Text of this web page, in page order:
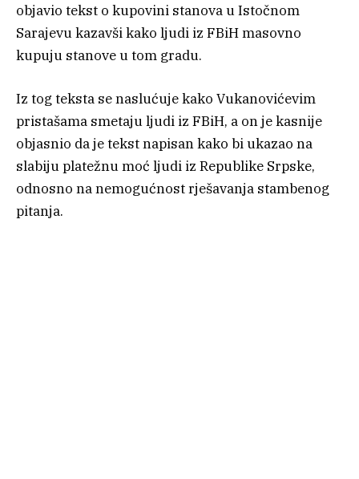
objavio tekst o kupovini stanova u Istočnom
Sarajevu kazavši kako ljudi iz FBiH masovno
kupuju stanove u tom gradu.
Iz tog teksta se naslućuje kako Vukanovićevim
pristašama smetaju ljudi iz FBiH, a on je kasnije
objasnio da je tekst napisan kako bi ukazao na
slabiju platežnu moć ljudi iz Republike Srpske,
odnosno na nemogućnost rješavanja stambenog
pitanja.